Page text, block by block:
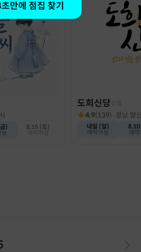
만에 점집 찾기
)
능
8.15 (토)
도희신당
4.9(139) · 경남 양
내일 (일)
예약가능
예